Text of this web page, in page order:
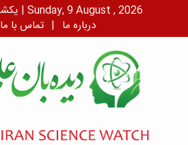
یکشنبه، ۱۸ مرداد، ۱۴۰۵ | Sunday, 9 August , 2026
درباره ما | تماس با ما